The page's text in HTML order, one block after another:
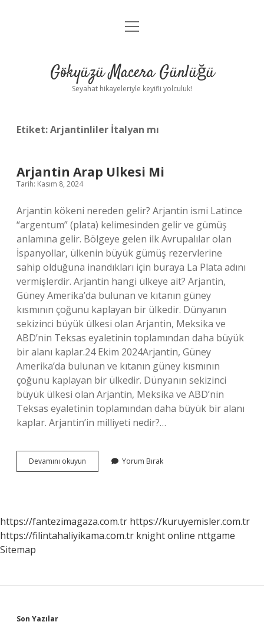
Anasayfa
Yasal Uyarı
menüyü
Gökyüzü Macera Günlüğü
Seyahat hikayeleriyle keyifli yolculuk!
Etiket:Arjantinliler İtalyan mı
Arjantin Arap Ulkesi Mi
Tarih: Kasım 8, 2024
Arjantin kökeni nereden gelir? Arjantin ismi Latince
“argentum” (plata) kelimesinden gelir ve gümüş
anlamına gelir. Bölgeye gelen ilk Avrupalılar olan
İspanyollar, ülkenin büyük gümüş rezervlerine
sahip olduğuna inandıkları için buraya La Plata adını
vermişlerdir. Arjantin hangi ülkeye ait? Arjantin,
Güney Amerika’da bulunan ve kıtanın güney
kısmının çoğunu kaplayan bir ülkedir. Dünyanın
sekizinci büyük ülkesi olan Arjantin, Meksika ve
ABD’nin Teksas eyaletinin toplamından daha büyük
bir alanı kaplar.24 Ekim 2024Arjantin, Güney
Amerika’da bulunan ve kıtanın güney kısmının
çoğunu kaplayan bir ülkedir. Dünyanın sekizinci
büyük ülkesi olan Arjantin, Meksika ve ABD’nin
Teksas eyaletinin toplamından daha büyük bir alanı
kaplar. Arjantin’in milliyeti nedir?…
Devamını okuyun
Arap
Yorum Bırak
https://fantezimagaza.com.tr https://kuruyemisler.com.tr
https://filintahaliyikama.com.tr knight online nttgame
Sitemap
Son Yazılar